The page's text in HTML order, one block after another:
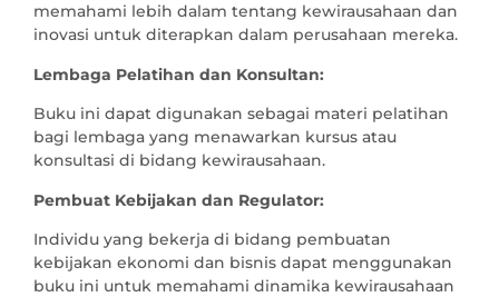
memahami lebih dalam tentang kewirausahaan dan
inovasi untuk diterapkan dalam perusahaan mereka.
Lembaga Pelatihan dan Konsultan:
Buku ini dapat digunakan sebagai materi pelatihan
bagi lembaga yang menawarkan kursus atau
konsultasi di bidang kewirausahaan.
Pembuat Kebijakan dan Regulator:
Individu yang bekerja di bidang pembuatan
kebijakan ekonomi dan bisnis dapat menggunakan
buku ini untuk memahami dinamika kewirausahaan